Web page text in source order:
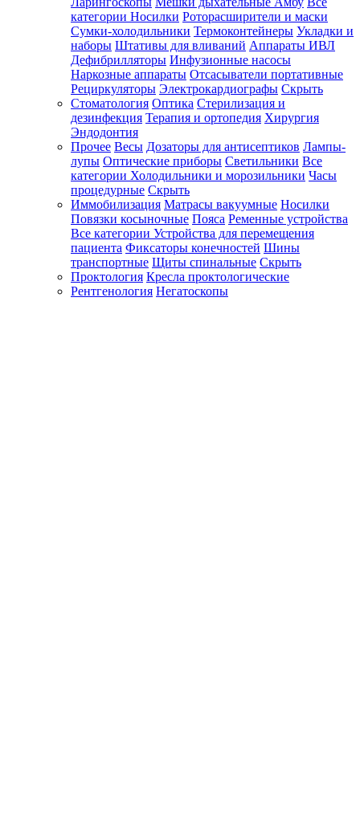
категории Носилки Роторасширители и маски
Сумки-холодильники Термоконтейнеры Укладки и
наборы Штативы для вливаний Аппараты ИВЛ
Дефибрилляторы Инфузионные насосы
Наркозные аппараты Отсасыватели портативные
Рециркуляторы Электрокардиографы Скрыть
Стоматология Оптика Стерилизация и
дезинфекция Терапия и ортопедия Хирургия
Эндодонтия
Прочее Весы Дозаторы для антисептиков Лампы-
лупы Оптические приборы Светильники Все
категории Холодильники и морозильники Часы
процедурные Скрыть
Иммобилизация Матрасы вакуумные Носилки
Повязки косыночные Пояса Ременные устройства
Все категории Устройства для перемещения
пациента Фиксаторы конечностей Шины
транспортные Щиты спинальные Скрыть
Проктология Кресла проктологические
Рентгенология Негатоскопы